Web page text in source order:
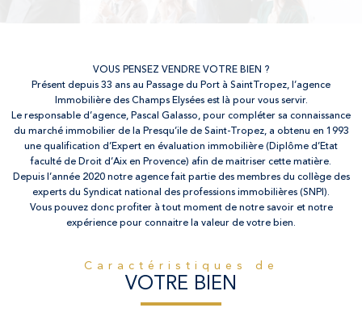
VOUS PENSEZ VENDRE VOTRE BIEN ?
Présent depuis 33 ans au Passage du Port à SaintTropez, l’agence
Immobilière des Champs Elysées est là pour vous servir.
Le responsable d’agence, Pascal Galasso, pour compléter sa connaissance
du marché immobilier de la Presqu’ile de Saint-Tropez, a obtenu en 1993
une qualification d’Expert en évaluation immobilière (Diplôme d’Etat
faculté de Droit d’Aix en Provence) afin de maitriser cette matière.
Depuis l’année 2020 notre agence fait partie des membres du collège des
experts du Syndicat national des professions immobilières (SNPI).
Vous pouvez donc profiter à tout moment de notre savoir et notre
expérience pour connaitre la valeur de votre bien.
Caractéristiques de
VOTRE BIEN